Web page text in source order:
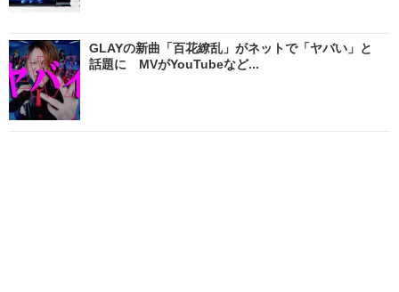
GLAYの新曲「百花繚乱」がネットで「ヤバい」と
話題に MVがYouTubeなど...